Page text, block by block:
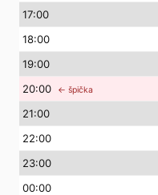
17:00
18:00
19:00
20:00 ← špička
21:00
22:00
23:00
00:00